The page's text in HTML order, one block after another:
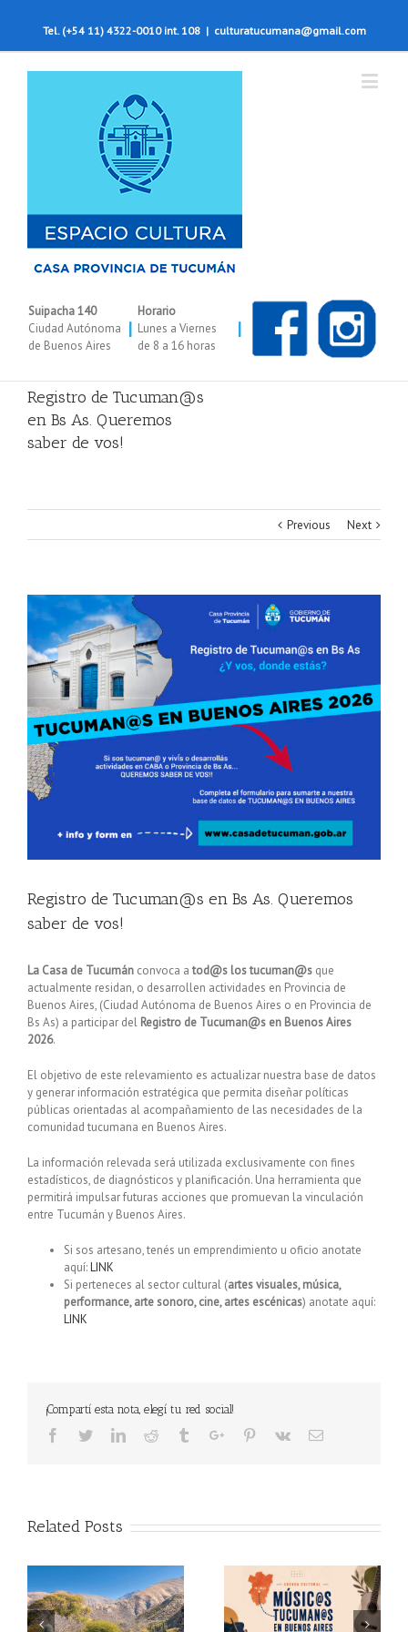
Tel. (+54 11) 4322-0010 int. 108 | culturatucumana@gmail.com
Suipacha 140
Ciudad Autónoma
de Buenos Aires
|
Horario
Lunes a Viernes
de 8 a 16 horas
|
Registro de Tucuman@s
en Bs As. Queremos
saber de vos!
Previous Next
View
Larger
Image
Registro de Tucuman@s en Bs As. Queremos
saber de vos!
La Casa de Tucumán convoca a tod@s lostucuman@s que
actualmente residan, o desarrollen actividades en Provincia de
Buenos Aires, (Ciudad Autónoma de Buenos Aires o en Provincia de
Bs As) a participar del Registro de Tucuman@s en Buenos Aires
2026.
El objetivo de este relevamiento es actualizar nuestra base de datos
y generar información estratégica que permita diseñar políticas
públicas orientadas al acompañamiento de las necesidades de la
comunidad tucumana en Buenos Aires.
La información relevada será utilizada exclusivamente con fines
estadísticos, de diagnósticos y planificación. Una herramienta que
permitirá impulsar futuras acciones que promuevan la vinculación
entre Tucumán y Buenos Aires.
Si sos artesano, tenés un emprendimiento u oficio anotate
aquí:LINK
Si perteneces al sector cultural (artes visuales, música,
performance, arte sonoro, cine, artes escénicas) anotate aquí:
LINK
¡Compartí esta nota, elegí tu red social!
Facebook
TwitterLinkedinReddit TumblrGoogle+Pinterest
Vk Email
Related Posts